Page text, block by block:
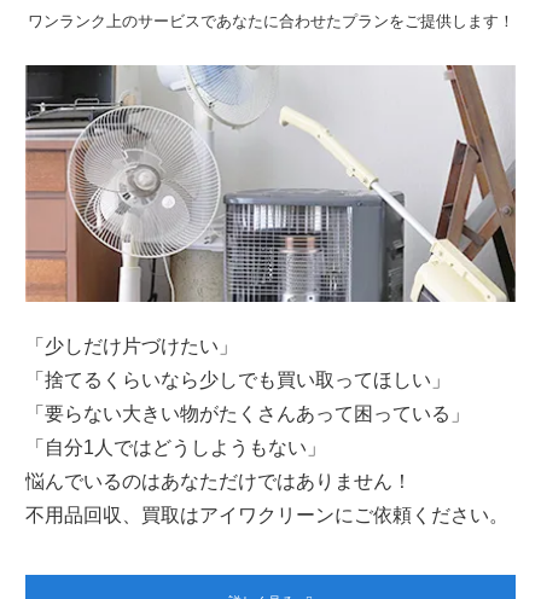
ワンランク上のサービスであなたに合わせたプランをご提供します！
「少しだけ片づけたい」
「捨てるくらいなら少しでも買い取ってほしい」
「要らない大きい物がたくさんあって困っている」
「自分1人ではどうしようもない」
悩んでいるのはあなただけではありません！
不用品回収、買取はアイワクリーンにご依頼ください。